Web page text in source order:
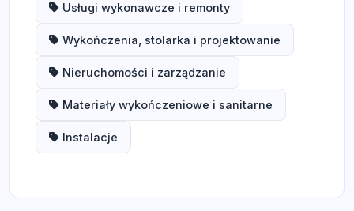
Usługi wykonawcze i remonty
Wykończenia, stolarka i projektowanie
Nieruchomości i zarządzanie
Materiały wykończeniowe i sanitarne
Instalacje